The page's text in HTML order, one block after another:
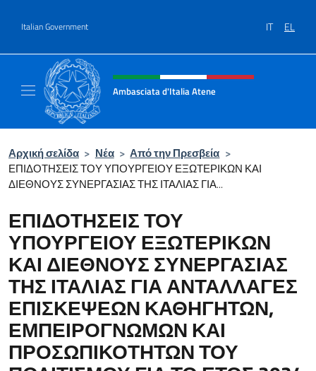
Italian Government IT EL
Header, social and menu of site
Ambasciata d'Italia Atene
Αρχική σελίδα > Νέα > Από την Πρεσβεία >
ΕΠΙΔΟΤΗΣΕΙΣ ΤΟΥ ΥΠΟΥΡΓΕΙΟΥ ΕΞΩΤΕΡΙΚΩΝ ΚΑΙ
ΔΙΕΘΝΟΥΣ ΣΥΝΕΡΓΑΣΙΑΣ ΤΗΣ ΙΤΑΛΙΑΣ ΓΙΑ...
ΕΠΙΔΟΤΗΣΕΙΣ ΤΟΥ
ΥΠΟΥΡΓΕΙΟΥ ΕΞΩΤΕΡΙΚΩΝ
ΚΑΙ ΔΙΕΘΝΟΥΣ ΣΥΝΕΡΓΑΣΙΑΣ
ΤΗΣ ΙΤΑΛΙΑΣ ΓΙΑ ΑΝΤΑΛΛΑΓΕΣ
ΕΠΙΣΚΕΨΕΩΝ ΚΑΘΗΓΗΤΩΝ,
ΕΜΠΕΙΡΟΓΝΩΜΩΝ ΚΑΙ
ΠΡΟΣΩΠΙΚΟΤΗΤΩΝ ΤΟΥ